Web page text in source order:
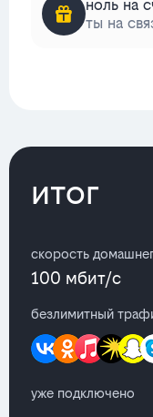
ноль на
ты на
итог
скорость
100 мбит/с
безлимитный
уже подключено